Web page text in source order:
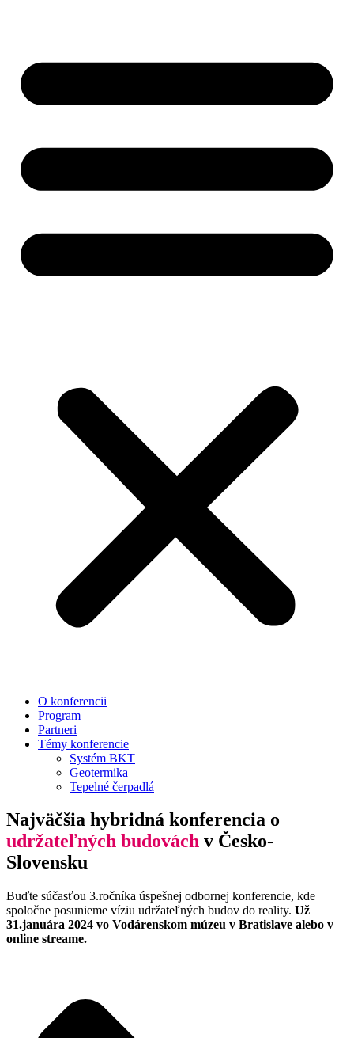
O konferencii
Program
Partneri
Témy konferencie
Systém BKT
Geotermika
Tepelné čerpadlá
Najväčšia hybridná konferencia o
udržateľných budovách v Česko-
Slovensku
Buďte súčasťou 3.ročníka úspešnej odbornej konferencie, kde
spoločne posunieme víziu udržateľných budov do reality. Už
31.januára 2024 vo Vodárenskom múzeu v Bratislave alebo v
online streame.